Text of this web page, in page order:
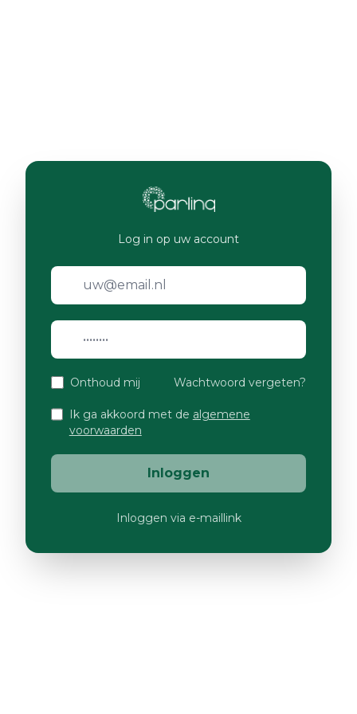
Log in op uw account
Onthoud mij Wachtwoord vergeten?
Ik ga akkoord met de algemene
voorwaarden
Inloggen
Inloggen via e-maillink